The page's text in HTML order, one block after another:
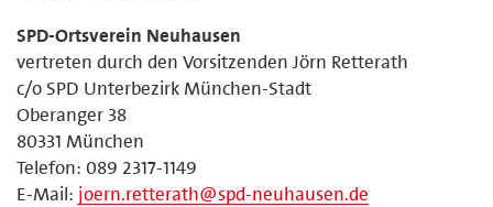
SPD-Ortsverein Neuhausen
vertreten durch den Vorsitzenden Jörn Retterath
c/o SPD Unterbezirk München-Stadt
Oberanger 38
80331 München
Telefon: 089 2317-1149
E-Mail: joern.retterath@spd-neuhausen.de